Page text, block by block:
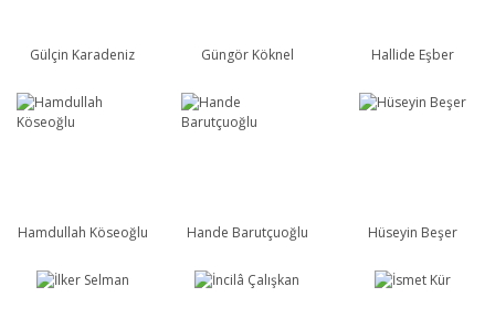
Gülçin Karadeniz Güngör Köknel Hallide Eşber
Hamdullah Köseoğlu Hande Barutçuoğlu Hüseyin Beşer